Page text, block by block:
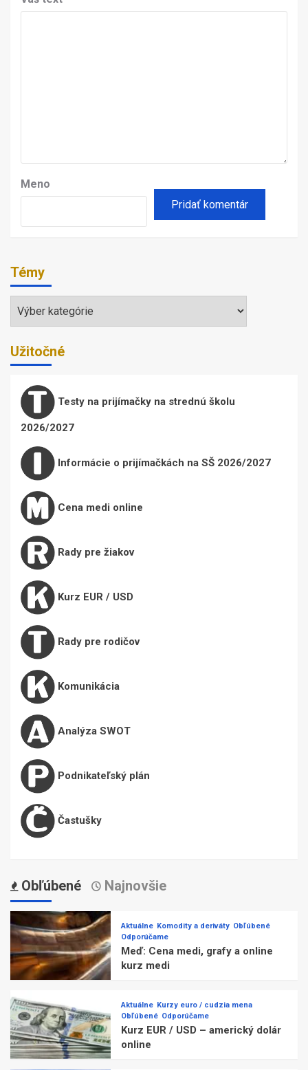
Meno
Témy
Témy
Užitočné
Testy na prijímačky na strednú školu
2026/2027
Informácie o prijímačkách na SŠ 2026/2027
Cena medi online
Rady pre žiakov
Kurz EUR / USD
Rady pre rodičov
Komunikácia
Analýza SWOT
Podnikateľský plán
Častušky
Obľúbené Najnovšie
Aktuálne Komodity a deriváty Obľúbené
Odporúčame
Meď: Cena medi, grafy a online
kurz medi
Aktuálne Kurzy euro / cudzia mena
Obľúbené Odporúčame
Kurz EUR / USD – americký dolár
online